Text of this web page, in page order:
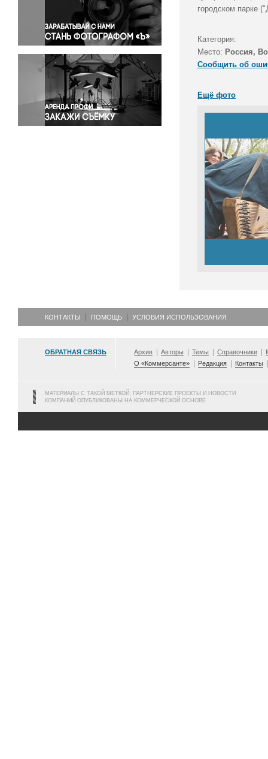
Правосудие
Происшествия и конфликты
Религия
Светская жизнь
Спорт
Экология
Экономика и бизнес
городском парке
Категория:
Место: Россия,
Сообщить об
Ещё фото
КОНТАКТЫ ПОМОЩЬ УСЛОВИЯ ИСПОЛЬЗОВАНИЯ
ОБРАТНАЯ СВЯЗЬ Архив Авторы Темы Справочники
О «Коммерсанте»
Редакция Контакты
МАТЕРИАЛЫ С ТАКОЙ МЕТКОЙ, ПАРТНЕРСКИЕ ПРОЕКТЫ И НОВОСТИ
КОМПАНИЙ ОПУБЛИКОВАНЫ НА КОММЕРЧЕСКОЙ ОСНОВЕ